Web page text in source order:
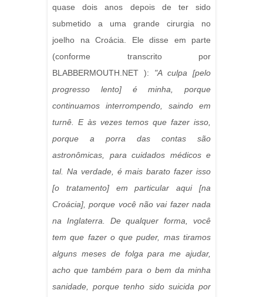
quase dois anos depois de ter sido
submetido a uma grande cirurgia no
joelho na Croácia. Ele disse em parte
(conforme transcrito por
BLABBERMOUTH.NET ): "A culpa [pelo
progresso lento] é minha, porque
continuamos interrompendo, saindo em
turnê. E às vezes temos que fazer isso,
porque a porra das contas são
astronômicas, para cuidados médicos e
tal. Na verdade, é mais barato fazer isso
[o tratamento] em particular aqui [na
Croácia], porque você não vai fazer nada
na Inglaterra. De qualquer forma, você
tem que fazer o que puder, mas tiramos
alguns meses de folga para me ajudar,
acho que também para o bem da minha
sanidade, porque tenho sido suicida por